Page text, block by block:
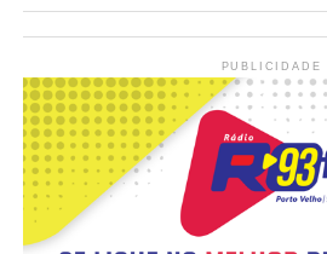
PUBLICIDADE